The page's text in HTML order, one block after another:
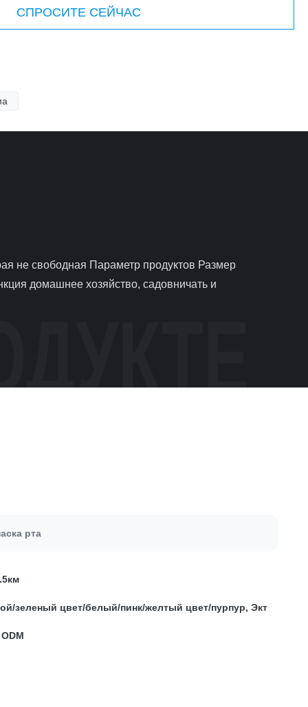
СПРОСИТЕ СЕЙЧАС
домашнее хозяйство, садовничать и
рта
зеленый цвет/белый/пинк/желтый цвет/пурпур, Экт